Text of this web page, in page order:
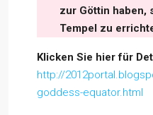
zur Göttin haben,
Tempel zu
Klicken Sie hier für
http://
goddess-equator.html